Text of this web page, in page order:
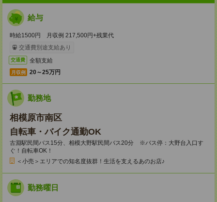
給与
時給1500円 月収例 217,500円+残業代
交通費別途支給あり
交通費 全額支給
月収例 20～25万円
勤務地
相模原市南区
自転車・バイク通勤OK
古淵駅民間バス15分、相模大野駅民間バス20分 ※バス停：大野台入口す
ぐ！自転車OK！
＜小売＞エリアでの知名度抜群！生活を支えるあのお店♪
勤務曜日